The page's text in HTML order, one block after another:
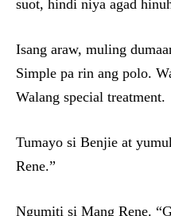
suot, hindi niya agad
Isang araw, muling
Simple pa rin ang polo.
Walang special treatment.
Tumayo si Benjie at
Rene.”
Ngumiti si Mang Rene.